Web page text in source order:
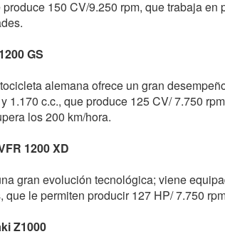
produce 150 CV/9.250 rpm, que trabaja
GS
alemana ofrece un gran
1.170 c.c., que produce 125 CV/ 7.750
los 200 km/hora.
1200 XD
gran evolución tecnológica; viene
que le permiten producir 127 HP/ 7.750
Z1000